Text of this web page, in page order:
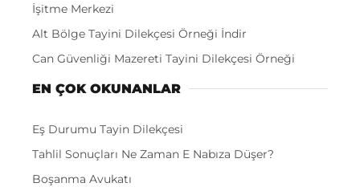
İşitme Merkezi
Alt Bölge Tayini Dilekçesi Örneği İndir
Can Güvenliği Mazereti Tayini Dilekçesi Örneği
EN ÇOK OKUNANLAR
Eş Durumu Tayin Dilekçesi
Tahlil Sonuçları Ne Zaman E Nabıza Düşer?
Boşanma Avukatı